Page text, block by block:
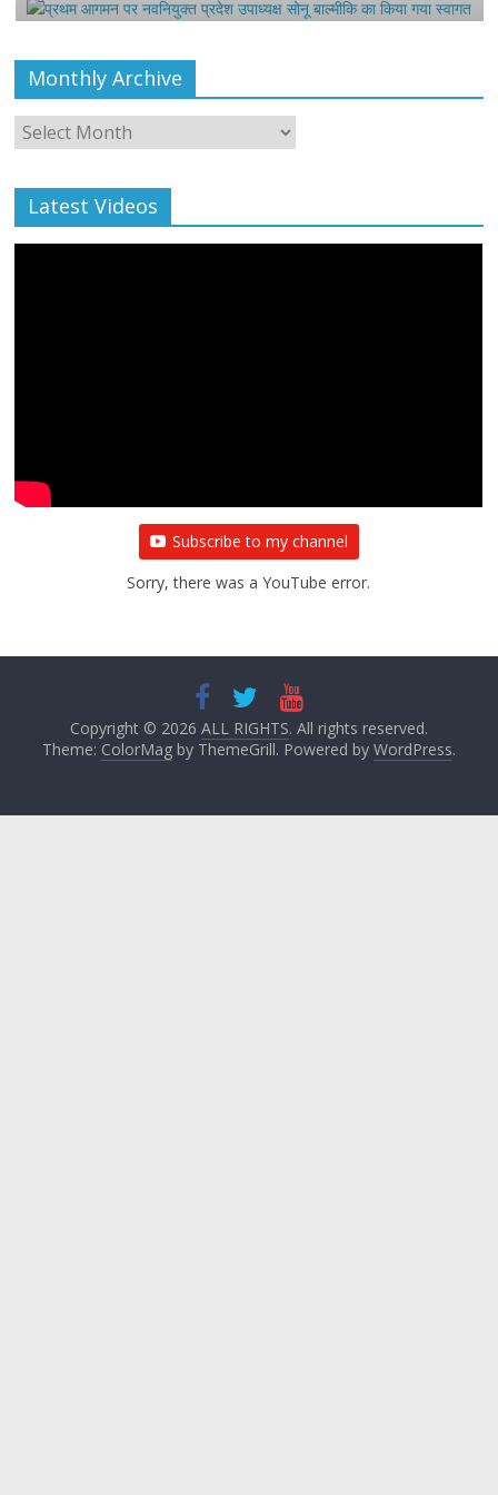
Monthly Archive
Monthly
Archive
Latest Videos
Subscribe to my channel
Sorry, there was a YouTube error.
Copyright © 2026 ALL RIGHTS. All rights reserved.
Theme: ColorMagby ThemeGrill. Powered by WordPress.